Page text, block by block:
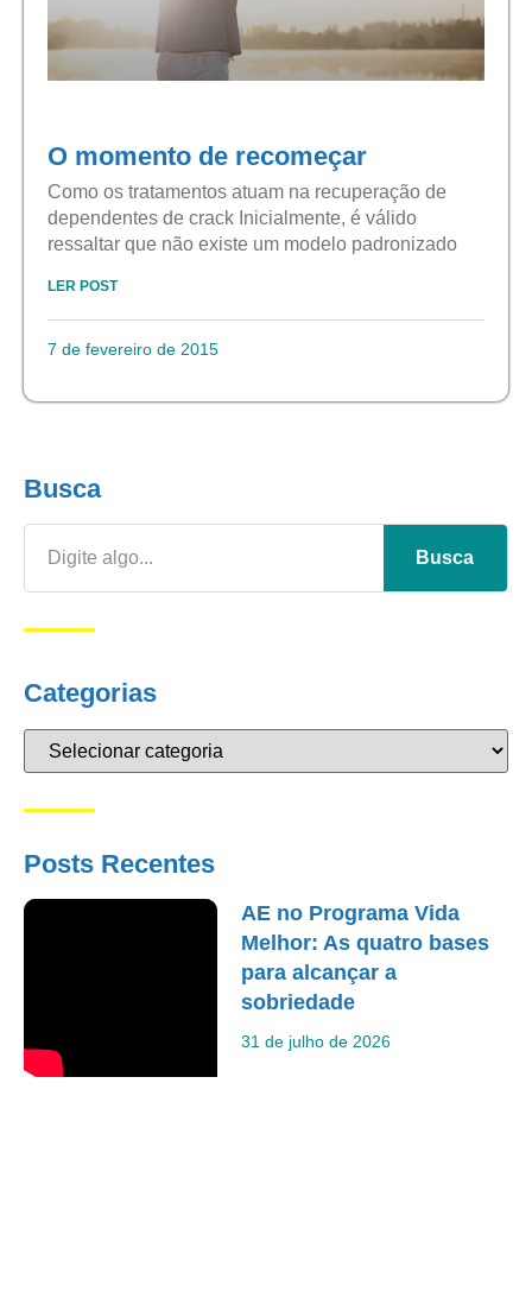
O momento de recomeçar
Como os tratamentos atuam na recuperação de
dependentes de crack Inicialmente, é válido
ressaltar que não existe um modelo padronizado
LER POST
7 de fevereiro de 2015
Busca
Busca
Categorias
Posts Recentes
AE no Programa Vida
Melhor: As quatro bases
para alcançar a
sobriedade
31 de julho de 2026